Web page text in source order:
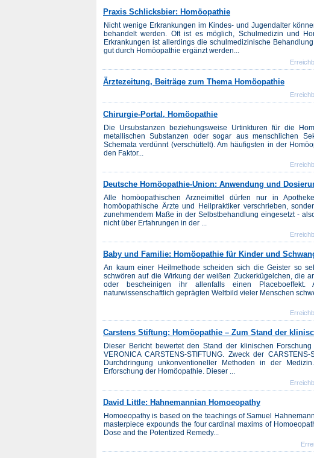
Praxis Schlicksbier: Homöopathie
Nicht wenige Erkrankungen im Kindes- und Jugendalter
behandelt werden. Oft ist es möglich, Schulmedizin und
Erkrankungen ist allerdings die schulmedizinische
gut durch Homöopathie ergänzt werden...
Ärztezeitung, Beiträge zum Thema Homöopathie
Chirurgie-Portal, Homöopathie
Die Ursubstanzen beziehungsweise Urtinkturen für die
metallischen Substanzen oder sogar aus menschlichen
Schemata verdünnt (verschüttelt). Am häufigsten in der
den Faktor...
Deutsche Homöopathie-Union: Anwendung und
Alle homöopathischen Arzneimittel dürfen nur in
homöopathische Ärzte und Heilpraktiker verschrieben,
zunehmendem Maße in der Selbstbehandlung eingesetzt -
nicht über Erfahrungen in der ...
Baby und Familie: Homöopathie für Kinder und
An kaum einer ­Heilmethode scheiden sich die ­Geister so
schwören auf die Wirkung der weißen Zuckerkügelchen, die
oder bescheinigen ihr allen­falls einen
naturwissenschaftlich geprägten Weltbild vieler Menschen
Carstens Stiftung: Homöopathie – Zum Stand der
Dieser Bericht bewertet den Stand der klinischen
VERONICA CARSTENS-STIFTUNG. Zweck der
Durchdringung unkonventioneller Methoden in der
Erforschung der Homöopathie. Dieser ...
David Little: Hahnemannian Homoeopathy
Homoeopathy is based on the teachings of Samuel
masterpiece expounds the four cardinal maxims of
Dose and the Potentized Remedy...